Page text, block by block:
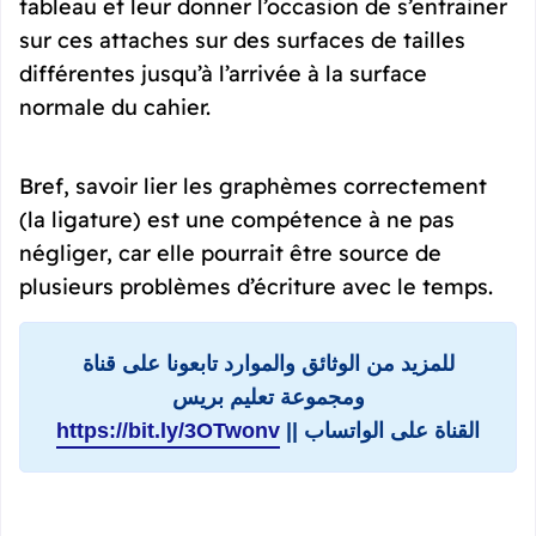
tableau et leur donner l’occasion de s’entrainer
sur ces attaches sur des surfaces de tailles
différentes jusqu’à l’arrivée à la surface
normale du cahier.
Bref, savoir lier les graphèmes correctement
(la ligature) est une compétence à ne pas
négliger, car elle pourrait être source de
plusieurs problèmes d’écriture avec le temps.
للمزيد من الوثائق والموارد تابعونا على قناة
ومجموعة تعليم بريس
القناة على الواتساب || https://bit.ly/3OTwonv